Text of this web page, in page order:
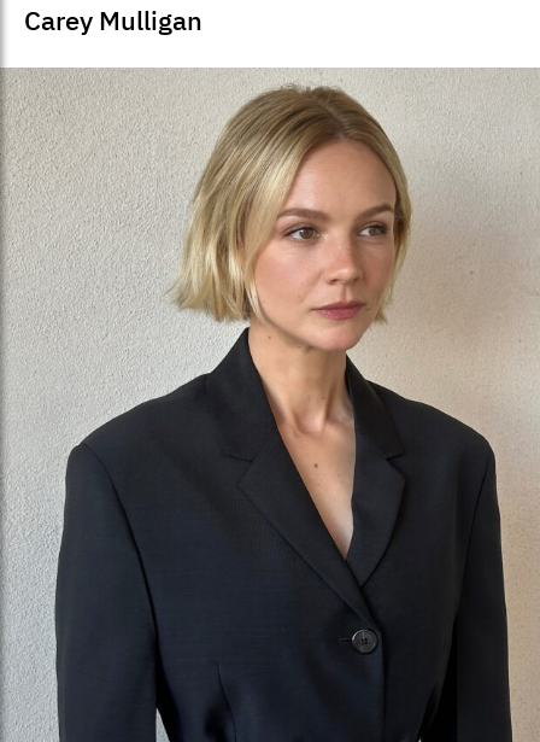
Carey Mulligan